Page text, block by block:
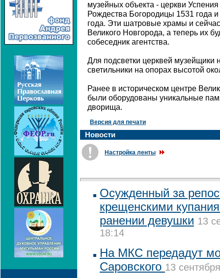
музейных объекта - церкви
Рождества Богородицы 1531 года
года. Эти шатровые храмы и
Великого Новгорода, а теперь их
собеседник агентства.
Для подсветки церквей музейщики
светильники на опорах высотой
Ранее в историческом центре
были оборудованы уникальные
дворища.
Версия для печати
Новости
Настройка ленты
Осужденный за
крещенскими
ранении девушки 13
18:14
На МКС передадут
Саровского 13